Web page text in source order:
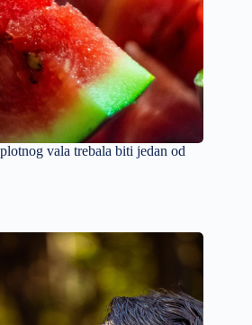
vala trebala biti jedan od